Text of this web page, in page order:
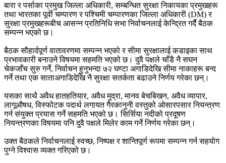
बारा र पर्साका प्रमुख जिल्ला अधिकारी, सम्बन्धित सुरक्षा निकायका प्रमुखहरू
तथा भारतका पूर्वी चम्पारण र पश्चिमी चम्पारणका जिल्ला अधिकारी (DM) र
सुरक्षा प्रमुखहरूबीच आसन्न प्रतिनिधि सभा निर्वाचनलाई केन्द्रित गर्दै बैठक
सम्पन्न भएको छ।
‎बैठक सौहार्दपूर्ण वातावरणमा सम्पन्न भएको र सीमा सुरक्षालाई कडाइका साथ
प्रभावकारी बनाउने विषयमा सहमति भएको छ। दुवै पक्षले चाँडै नै सघन
चेकजाँच सुरु गर्ने, निर्वाचन हुनुभन्दा ७२ घण्टा अगाडिदेखि सीमा नाकाहरू बन्द
गर्ने तथा एक साताअगाडिदेखि नै सुरक्षा सतर्कता बढाउने निर्णय गरेका छन्।
‎यसका साथै अवैध हातहतियार, अवैध मुद्रा, मानव बेचबिखन, अवैध व्यापार,
लागूऔषध, विस्फोटक पदार्थ लगायत गैरकानुनी वस्तुको ओसारपसार नियन्त्रण
गर्न संयुक्त प्रयास गर्ने सहमति भएको छ। सिर्सिया नदीको प्रदूषण
नियन्त्रणका विषयमा पनि दुवै पक्षले मिलेर काम गर्ने निर्णय गरेका छन्।
‎उक्त बैठकले निर्वाचनलाई स्वच्छ, निष्पक्ष र शान्तिपूर्ण रूपमा सम्पन्न गर्न सहयोग
पुग्ने विश्वास व्यक्त गरिएको छ।